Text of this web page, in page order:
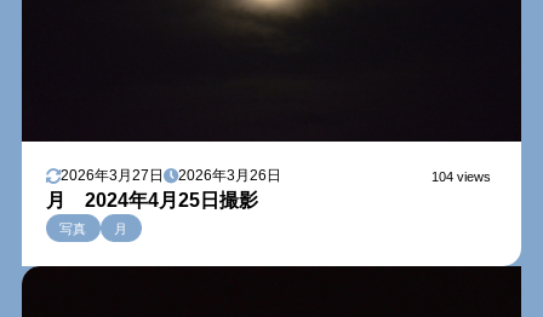
2026年3月27日 2026年3月26日 104 views
月 2024年4月25日撮影
写真 月